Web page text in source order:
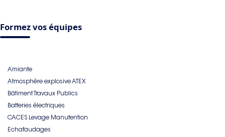
Formez vos équipes
Amiante
Atmosphère explosive ATEX
Bâtiment Travaux Publics
Batteries électriques
CACES Levage Manutention
Echafaudages